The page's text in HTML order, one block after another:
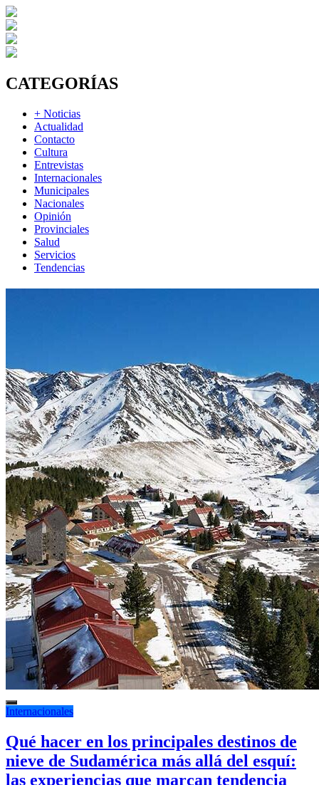
CATEGORÍAS
+ Noticias
Actualidad
Contacto
Cultura
Entrevistas
Internacionales
Municipales
Nacionales
Opinión
Provinciales
Salud
Servicios
Tendencias
Internacionales
Qué hacer en los principales destinos de
nieve de Sudamérica más allá del esquí:
las experiencias que marcan tendencia